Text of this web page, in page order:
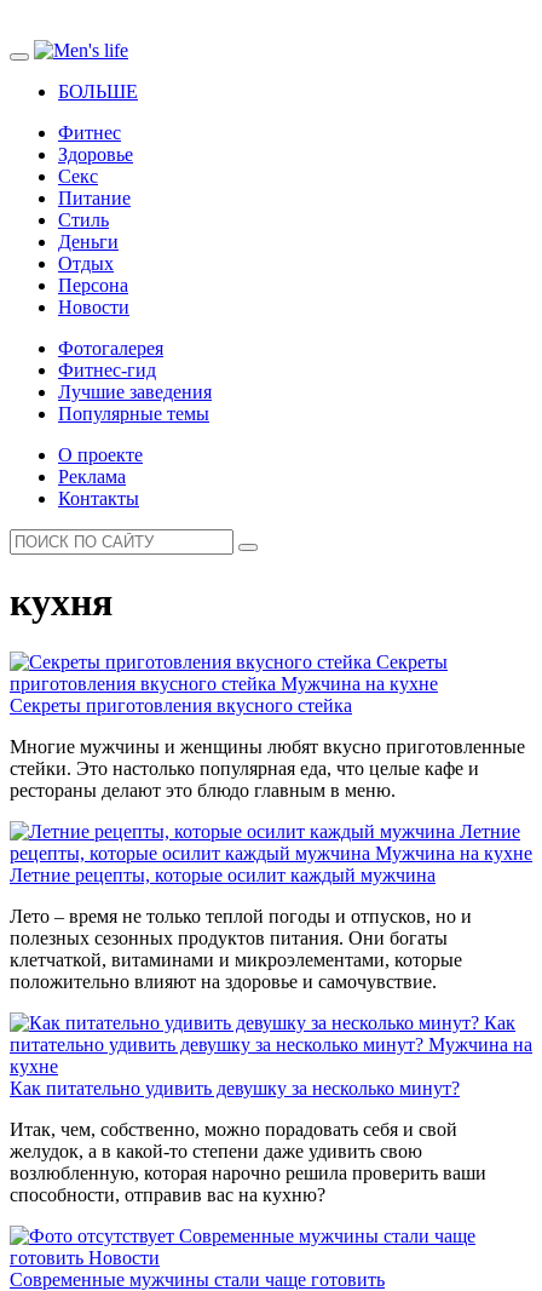
БОЛЬШЕ
Фитнес
Здоровье
Секс
Питание
Стиль
Деньги
Отдых
Персона
Новости
Фотогалерея
Фитнес-гид
Лучшие заведения
Популярные темы
О проекте
Реклама
Контакты
кухня
Секреты
приготовления вкусного стейка Мужчина на кухне
Секреты приготовления вкусного стейка
Многие мужчины и женщины любят вкусно приготовленные
стейки. Это настолько популярная еда, что целые кафе и
рестораны делают это блюдо главным в меню.
Летние
рецепты, которые осилит каждый мужчина Мужчина на кухне
Летние рецепты, которые осилит каждый мужчина
Лето – время не только теплой погоды и отпусков, но и
полезных сезонных продуктов питания. Они богаты
клетчаткой, витаминами и микроэлементами, которые
положительно влияют на здоровье и самочувствие.
Как
питательно удивить девушку за несколько минут? Мужчина на
кухне
Как питательно удивить девушку за несколько минут?
Итак, чем, собственно, можно порадовать себя и свой
желудок, а в какой-то степени даже удивить свою
возлюбленную, которая нарочно решила проверить ваши
способности, отправив вас на кухню?
Современные мужчины стали чаще
готовить Новости
Современные мужчины стали чаще готовить